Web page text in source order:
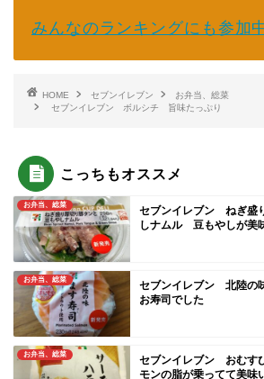
みんなのランキングにも参加
HOME セブンイレブン
お弁当、総菜
セブンイレブン ボルシチ 旨味たっぷり
こっちもオススメ
お弁当、総菜
セブンイレブン ねぎ盛
しナムル 豆もやしが美
お弁当、総菜
セブンイレブン 北陸
お寿司でした
お弁当、総菜
セブンイレブン おむす
モンの脂が乗ってて美味